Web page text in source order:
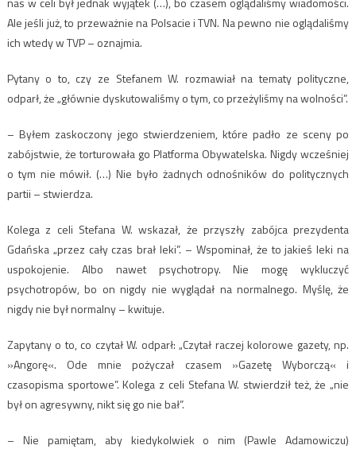
Ale jeśli już, to przeważnie na Polsacie i TVN. Na pewno nie oglądaliśmy
ich wtedy w TVP – oznajmia.
Pytany o to, czy ze Stefanem W. rozmawiał na tematy polityczne,
odparł, że „głównie dyskutowaliśmy o tym, co przeżyliśmy na wolności”.
– Byłem zaskoczony jego stwierdzeniem, które padło ze sceny po
zabójstwie, że torturowała go Platforma Obywatelska. Nigdy wcześniej
o tym nie mówił. (…) Nie było żadnych odnośników do politycznych
partii – stwierdza.
Kolega z celi Stefana W. wskazał, że przyszły zabójca prezydenta
Gdańska „przez cały czas brał leki”. – Wspominał, że to jakieś leki na
uspokojenie. Albo nawet psychotropy. Nie mogę wykluczyć
psychotropów, bo on nigdy nie wyglądał na normalnego. Myślę, że
nigdy nie był normalny – kwituje.
Zapytany o to, co czytał W. odparł: „Czytał raczej kolorowe gazety, np.
»Angorę«. Ode mnie pożyczał czasem »Gazetę Wyborczą« i
czasopisma sportowe”. Kolega z celi Stefana W. stwierdził też, że „nie
był on agresywny, nikt się go nie bał”.
– Nie pamiętam, aby kiedykolwiek o nim (Pawle Adamowiczu)